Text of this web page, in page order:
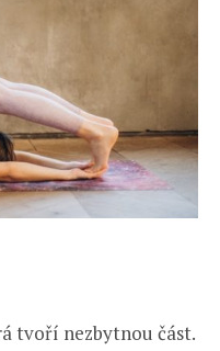
tvoří nezbytnou část.